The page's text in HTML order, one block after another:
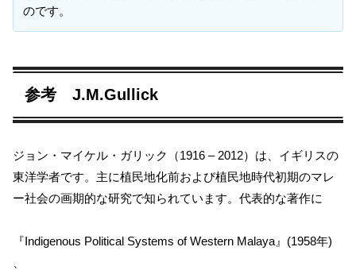
のです。
参考 J.M.Gullick
ジョン・マイケル・ガリック（1916 – 2012）は、イギリスの
東洋学者です。主に植民地化前および植民地時代初期のマレ
ー社会の画期的な研究で知られています。代表的な著作に
『Indigenous Political Systems of Western Malaya』(1958年)